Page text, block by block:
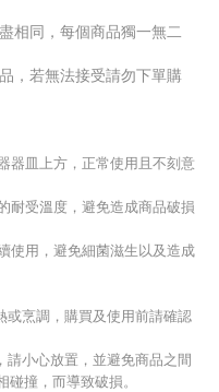
相同，每個商品獨一無二
，若無法接受請勿下單購
器皿上方，正常使用且不刻意
耐受溫度，避免造成商品破損
使用，避免細菌滋生以及造成
或烹調，購買及使用前請確認
小心放置，並避免商品之間
撞，而導致破損。